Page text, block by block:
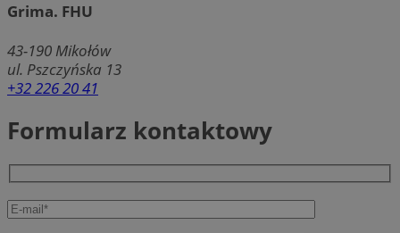
Grima. FHU
43-190 Mikołów
ul. Pszczyńska 13
+32 226 20 41
Formularz kontaktowy